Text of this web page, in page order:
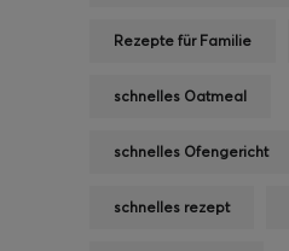
Rezepte für Familie
schnelles Oatmeal
schnelles Ofengericht
schnelles rezept